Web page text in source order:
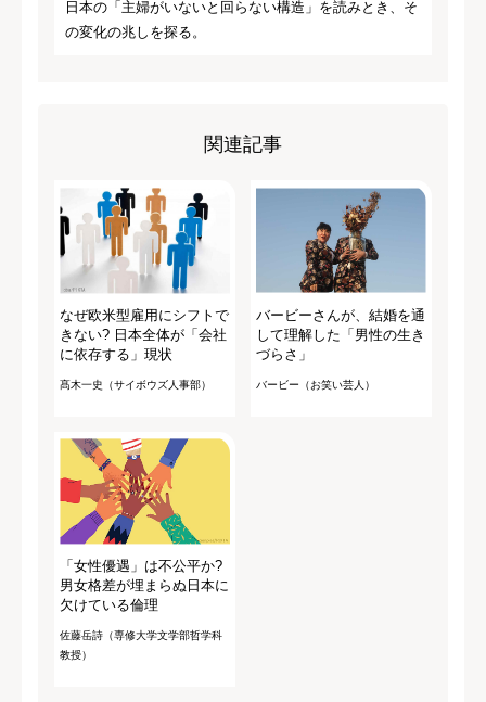
日本の「主婦がいないと回らない構造」を読みとき、そ
の変化の兆しを探る。
関連記事
なぜ欧米型雇用にシフトで
きない? 日本全体が「会社
に依存する」現状
髙木一史（サイボウズ人事部）
バービーさんが、結婚を通
して理解した「男性の生き
づらさ」
バービー（お笑い芸人）
「女性優遇」は不公平か?
男女格差が埋まらぬ日本に
欠けている倫理
佐藤岳詩（専修大学文学部哲学科
教授）